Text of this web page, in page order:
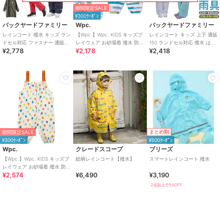
バックヤードファミリー
レインコート 撥水 キッズ ラン
ドセル対応 ファスナー 通販
OUTDOOR PRODUCTS アウ
¥2,778
期間限定SALE
¥300ｸｰﾎﾟﾝ
Wpc.
【Wpc.】Wpc. KIDS キッズプ
レイウェア お砂場着 撥水 防水
収納袋付き 男の子 女の子
¥2,178
バックヤードファミリー
レインコート キッズ 上下 通販
150 ランドセル対応 撥水 はっ
水 男の子 女の子 小学校 小学
¥2,418
期間限定SALE
¥300ｸｰﾎﾟﾝ
Wpc.
【Wpc.】Wpc. KIDS キッズプ
レイウェア お砂場着 撥水 防水
収納袋付き
¥2,574
クレードスコープ
総柄レインコート【撥水】
¥6,490
まとめ割
¥500ｸｰﾎﾟﾝ
ブリーズ
スマートレインコート 撥水
¥3,190
2点以上で5%OFF